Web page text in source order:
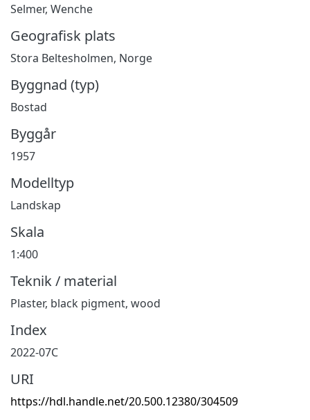
Selmer, Wenche
Geografisk plats
Stora Beltesholmen, Norge
Byggnad (typ)
Bostad
Byggår
1957
Modelltyp
Landskap
Skala
1:400
Teknik / material
Plaster, black pigment, wood
Index
2022-07C
URI
https://hdl.handle.net/20.500.12380/304509